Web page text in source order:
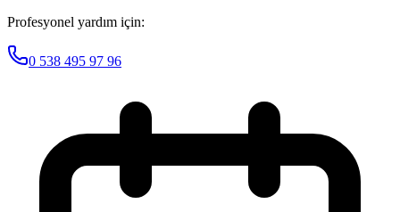
Profesyonel yardım için:
0 538 495 97 96